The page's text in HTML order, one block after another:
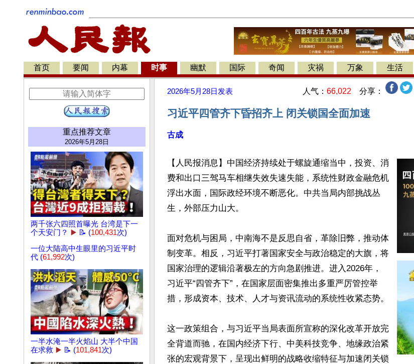
首页 要闻 内幕 时事 幽默 国际 奇闻 灾祸 万象 生活
重点推荐文章
2026年5月28日
两千张六四照首曝光 台湾是下一
个天安门？
▶️ 📝 (100,431次)
一位大陆高中生眼里的习近平时
代 (61,992次)
一半水淹一半火焰山 大半个中国
在求救 ▶️ 📝 (101,841次)
2026年5月28日 发表 人气： 66,022 分享：
习近平四管齐下昏招齐上 闭关锁国全面加速
古成
【人民报消息】中国经济持续处于螺旋通缩当中，投资、消
费和出口三驾马车相继失效失速失能，系统性财政金融危机
浮出水面，国际政经环境不断恶化。中共当局内部挑战丛
生，外部压力山大。
面对危机与困局，中南海不是反思自省，革除旧弊，推动体
制变革。相反，习近平打著国家安全与政治稳定的大旗，将
国家治理的逻辑沿著极左的方向急剧推进。进入2026年，
习近平“四管齐下”，在国家层面密集推出多重严厉管控举
措，形成资本、技术、人才与资讯流动的系统性收紧态势。
这一政策组合，与习近平当局表面所宣称的深化改革开放完
全背道而驰，在国内经济下行、中美科技竞争、地缘政治紧
张的宏观背景下，呈现出鲜明的战略收缩特征与加速闭关锁